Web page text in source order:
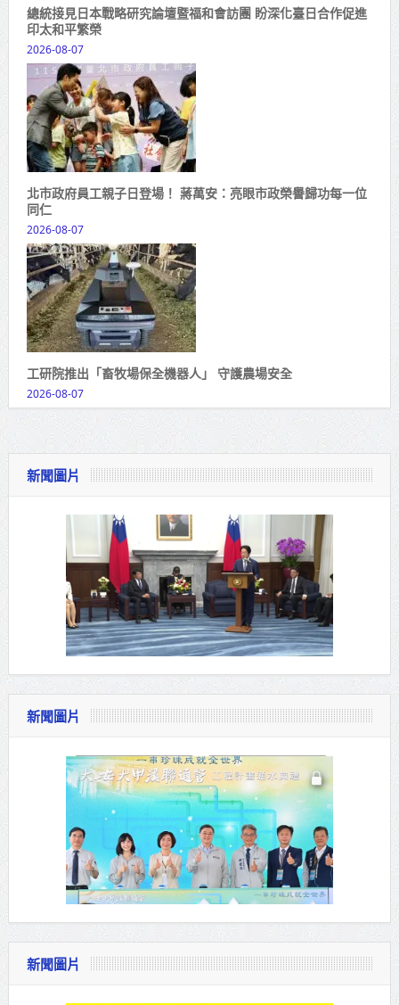
總統接見日本戰略研究論壇暨福和會訪團 盼深化臺日合作促進
印太和平繁榮
2026-08-07
北市政府員工親子日登場！ 蔣萬安：亮眼市政榮譽歸功每一位
同仁
2026-08-07
工研院推出「畜牧場保全機器人」 守護農場安全
2026-08-07
新聞圖片
新聞圖片
新聞圖片